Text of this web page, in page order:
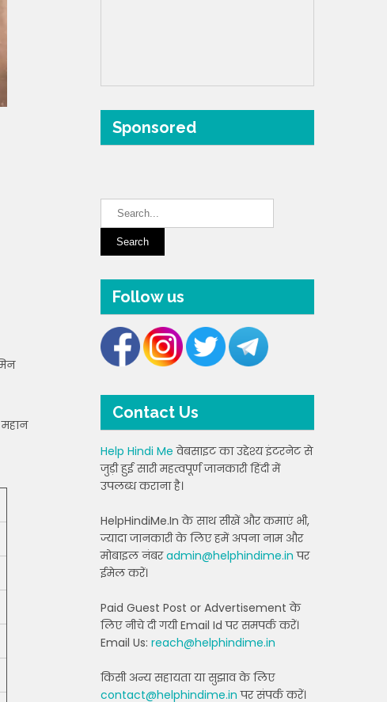
Sponsored
Follow us
Contact Us
Help Hindi Me वेबसाइट का उद्देश्य इंटरनेट से
जुड़ी हुई सारी महत्वपूर्ण जानकारी हिंदी में
उपलब्ध कराना है।
HelpHindiMe.In के साथ सीखें और कमाएं भी,
ज्यादा जानकारी के लिए हमें अपना नाम और
मोबाइल नंबरadmin@helphindime.in पर
ईमेल करें।
Paid Guest Post or Advertisement के
लिए नीचे दी गयी Email Id पर समपर्क करें।
Email Us: reach@helphindime.in
किसी अन्य सहायता या सुझाव के लिए
contact@helphindime.in पर संपर्क करें।